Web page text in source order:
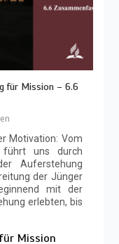
für Mission – 6.6
Motivation: Vom
uns durch
Auferstehung
der Jünger
mit der
erlebten, bis
Mission